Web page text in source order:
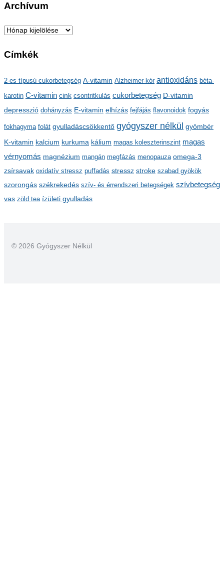
Archívum
A
c
í
v
u
m
Címkék
2-es típusú cukorbetegség A-vitamin Alzheimer-kór antioxidáns béta-
karotin C-vitamin cink csontritkulás cukorbetegség D-vitamin
depresszió dohányzás E-vitamin elhízás fejfájás flavonoidok fogyás
fokhagyma folát gyulladáscsökkentő gyógyszer nélkül gyömbér
K-vitamin kalcium kurkuma kálium magas koleszterinszint magas
vérnyomás magnézium mangán megfázás menopauza omega-3
zsírsavak oxidatív stressz puffadás stressz stroke szabad gyökök
szorongás székrekedés szív- és érrendszeri betegségek szívbetegség
vas zöld tea ízületi gyulladás
© 2026 Gyógyszer Nélkül